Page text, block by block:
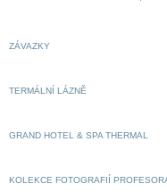
ZÁVAZKY
TERMÁLNÍ LÁZNĚ
GRAND HOTEL & SPA THERMAL
KOLEKCE FOTOGRAFIÍ